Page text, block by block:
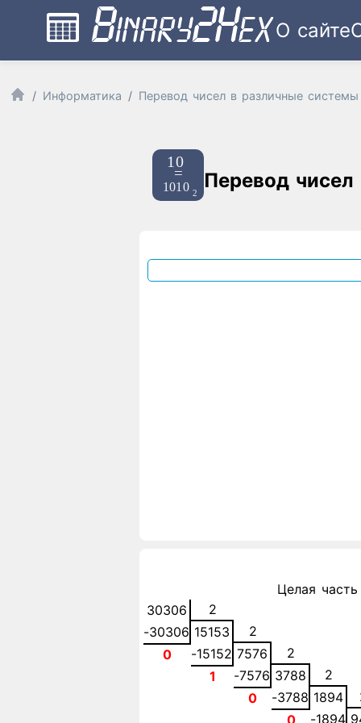
О сайте
Информатика Перевод чисел в различные системы
Перевод
Целая
30306
2
-30306 15153
2
0
-15152 7576
2
1
-7576 3788
2
0
-3788 1894
-1894